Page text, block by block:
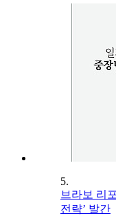
5.
브라보 리
전략’ 발간